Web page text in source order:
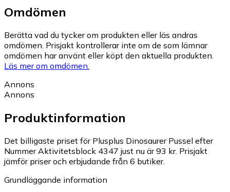
Omdömen
Berätta vad du tycker om produkten eller läs andras
omdömen. Prisjakt kontrollerar inte om de som lämnar
omdömen har använt eller köpt den aktuella produkten.
Läs mer om omdömen.
Annons
Annons
Produktinformation
Det billigaste priset för Plusplus Dinosaurer Pussel efter
Nummer Aktivitetsblock 4347 just nu är 93 kr. Prisjakt
jämför priser och erbjudande från 6 butiker.
Grundläggande information